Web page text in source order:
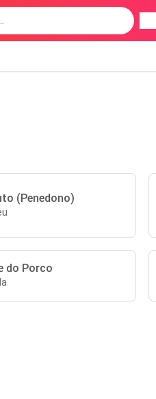
(Penedono)
do Porco